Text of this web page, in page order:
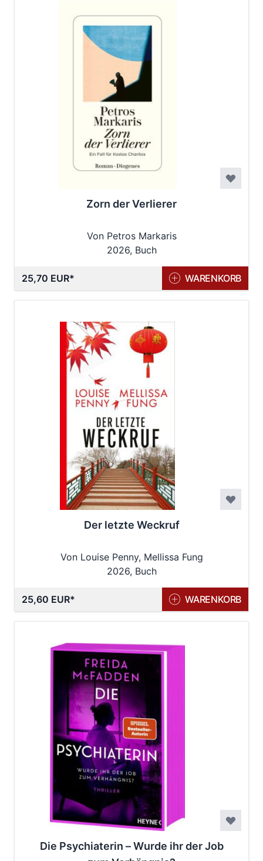
Zorn der Verlierer
Von Petros Markaris
2026, Buch
25,70 EUR WARENKORB
Der letzte Weckruf
Von Louise Penny, Mellissa Fung
2026, Buch
25,60 EUR WARENKORB
Die Psychiaterin – Wurde ihr der Job